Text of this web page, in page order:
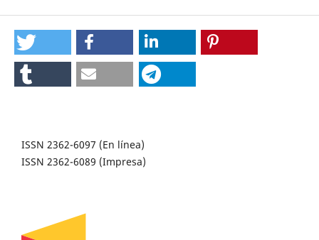
ISSN 2362-6097 (En línea)
ISSN 2362-6089 (Impresa)